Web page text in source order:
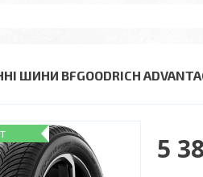
ШИНИ BFGOODRICH
5